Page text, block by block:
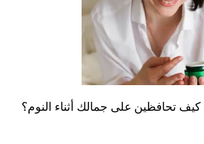
كيف تحافظين على جمالك أثناء النوم؟